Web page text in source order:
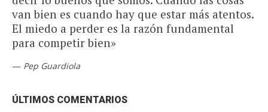
van bien es cuando hay que estar más atentos.
El miedo a perder es la razón fundamental
para competir bien»
— Pep Guardiola
ÚLTIMOS COMENTARIOS